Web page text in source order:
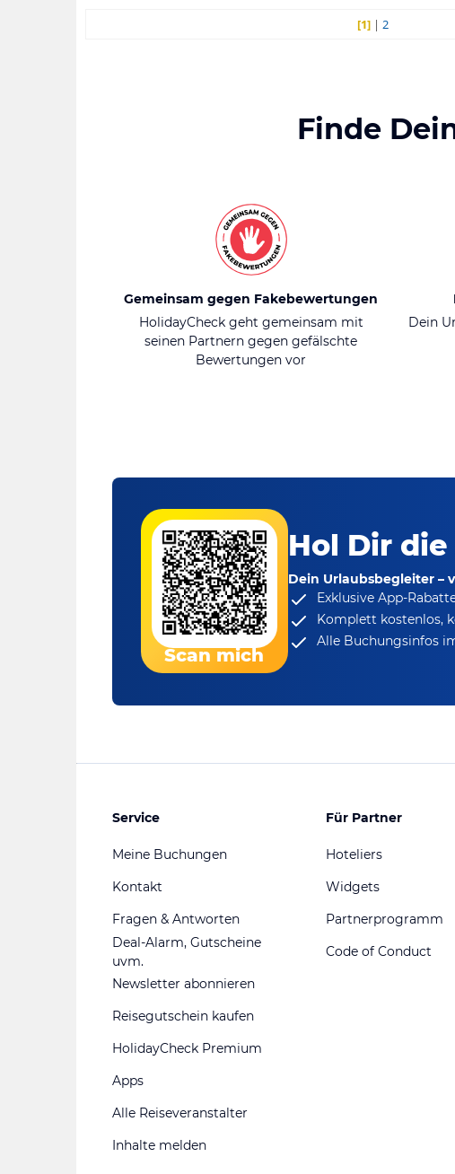
[1]| 2
Finde
Gemeinsam gegen Fakebewertungen
HolidayCheck geht gemeinsam mit
seinen Partnern gegen gefälschte
Bewertungen vor
Dein
Scan mich
Hol Dir
Dein Urlaubsbegleiter –
Exklusive App-
Komplett kostenlos,
Alle Buchungsinfos
Service
Meine Buchungen
Kontakt
Fragen & Antworten
Deal-Alarm, Gutscheine
uvm.
Newsletter abonnieren
Reisegutschein kaufen
HolidayCheck Premium
Apps
Alle Reiseveranstalter
Inhalte melden
Für Partner
Hoteliers
Widgets
Partnerprogramm
Code of Conduct